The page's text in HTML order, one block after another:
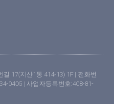
17(지산1동 414-13) 1F | 전화번
0405 | 사업자등록번호:408-81-